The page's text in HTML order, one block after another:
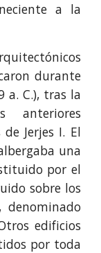
a la
durante
a. C.), tras la
anteriores
Jerjes I. El
una
por el
sobre los
edificios
por toda